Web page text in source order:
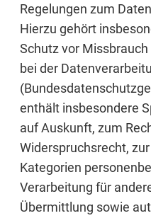
Regelungen zum
Hierzu gehört
Schutz vor
bei der
enthält insbesondere
auf Auskunft, zum
Widerspruchsrecht,
Kategorien
Verarbeitung für
Übermittlung sowie